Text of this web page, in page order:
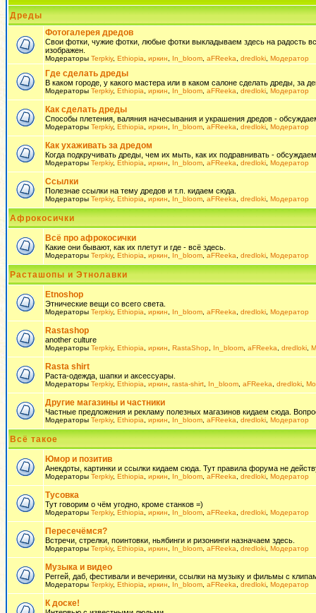
Дреды
Фотогалерея дредов
Свои фотки, чужие фотки, любые фотки выкладываем здесь на радость
изображен.
Модераторы Terpkiy, Ethiopia иркин In_bloom aFReeka dredloki Модератор
Где сделать дреды
В каком городе, у какого мастера или в каком салоне сделать дреды, за
Модераторы Terpkiy, Ethiopia иркин In_bloom aFReeka dredloki Модератор
Как сделать дреды
Способы плетения, валяния начесывания и украшения дредов -
Модераторы Terpkiy, Ethiopia иркин In_bloom aFReeka dredloki Модератор
Как ухаживать за дредом
Когда подкручивать дреды, чем их мыть, как их подравнивать - обсуждаем
Модераторы Terpkiy, Ethiopia иркин In_bloom aFReeka dredloki Модератор
Ссылки
Полезнае ссылки на тему дредов и т.п. кидаем сюда.
Модераторы Terpkiy, Ethiopia иркин In_bloom aFReeka dredloki Модератор
Афрокосички
Всё про афрокосички
Какие они бывают, как их плетут и где - всё здесь.
Модераторы Terpkiy, Ethiopia иркин In_bloom aFReeka dredloki Модератор
Расташопы и Этнолавки
Etnoshop
Этнические вещи со всего света.
Модераторы Terpkiy, Ethiopia иркин In_bloom aFReeka dredloki Модератор
Rastashop
another culture
Модераторы Terpkiy, Ethiopia иркин RastaShop In_bloom aFReeka dredloki
Rasta shirt
Раста-одежда, шапки и аксессуары.
Модераторы Terpkiy, Ethiopia иркин rasta-shirt In_bloom aFReeka dredloki
Другие магазины и частники
Частные предложения и рекламу полезных магазинов кидаем сюда.
Модераторы Terpkiy, Ethiopia иркин In_bloom aFReeka dredloki Модератор
Всё такое
Юмор и позитив
Анекдоты, картинки и ссылки кидаем сюда. Тут правила форума не
Модераторы Terpkiy, Ethiopia иркин In_bloom aFReeka dredloki Модератор
Тусовка
Тут говорим о чём угодно, кроме станков =)
Модераторы Terpkiy, Ethiopia иркин In_bloom aFReeka dredloki Модератор
Пересечёмся?
Встречи, стрелки, поинтовки, ньябинги и ризонинги назначаем здесь.
Модераторы Terpkiy, Ethiopia иркин In_bloom aFReeka dredloki Модератор
Музыка и видео
Реггей, даб, фестивали и вечеринки, ссылки на музыку и фильмы с
Модераторы Terpkiy, Ethiopia иркин In_bloom aFReeka dredloki Модератор
К доске!